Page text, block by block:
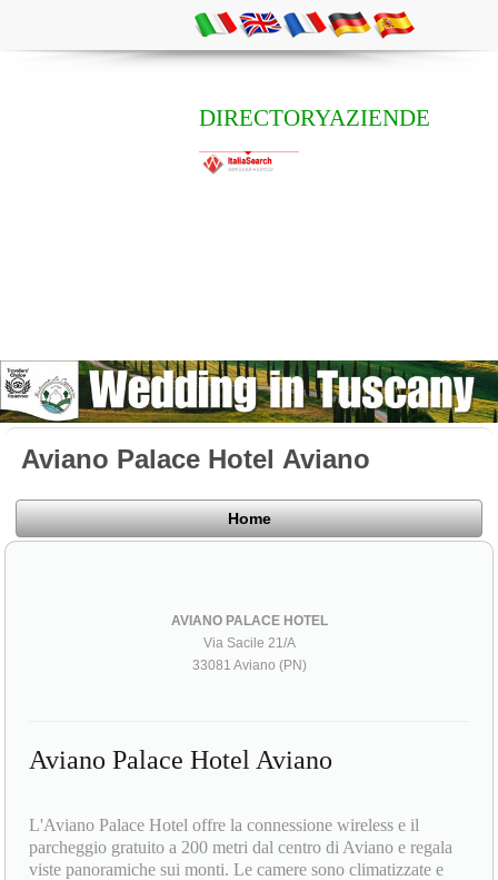
DIRECTORYAZIENDE
Aviano Palace Hotel Aviano
Home
AVIANO PALACE HOTEL
Via Sacile 21/A
33081 Aviano (PN)
Aviano Palace Hotel Aviano
L'Aviano Palace Hotel offre la connessione wireless e il
parcheggio gratuito a 200 metri dal centro di Aviano e regala
viste panoramiche sui monti. Le camere sono climatizzate e